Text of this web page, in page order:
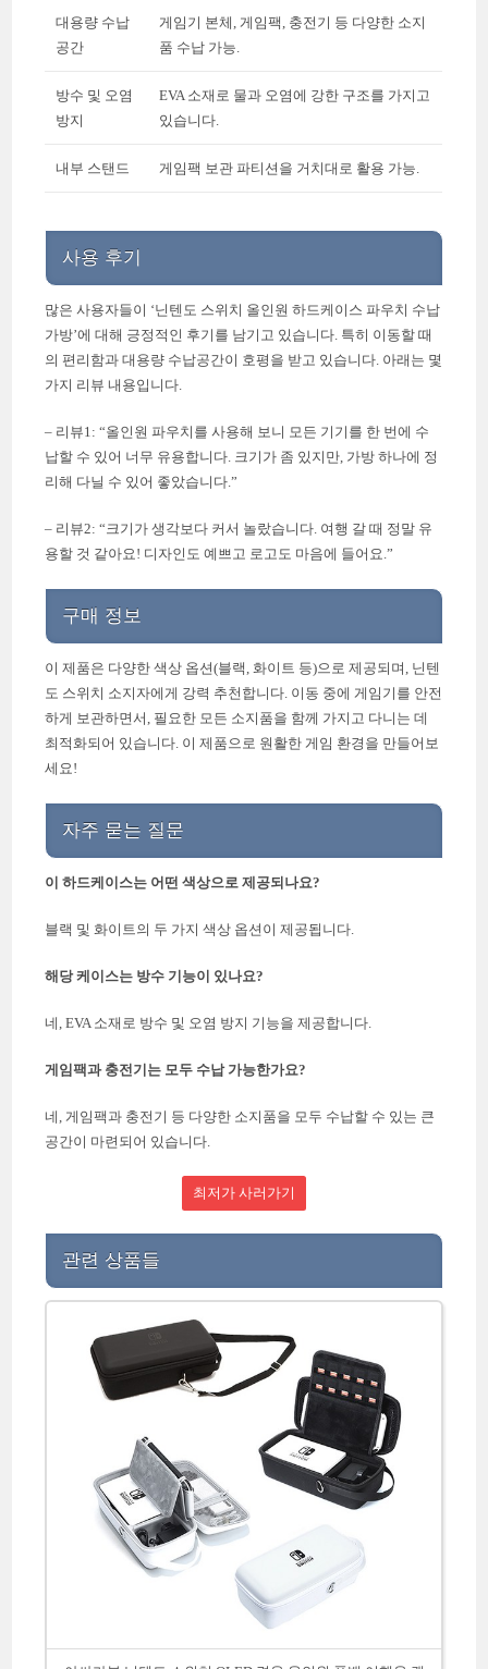
대용량 수납
공간
게임기 본체, 게임팩, 충전기 등 다양한 소지
품 수납 가능.
방수 및 오염
방지
EVA 소재로 물과 오염에 강한 구조를 가지고
있습니다.
내부 스탠드 게임팩 보관 파티션을 거치대로 활용 가능.
사용 후기
많은 사용자들이 ‘닌텐도 스위치 올인원 하드케이스 파우치 수납
가방’에 대해 긍정적인 후기를 남기고 있습니다. 특히 이동할 때
의 편리함과 대용량 수납공간이 호평을 받고 있습니다. 아래는 몇
가지 리뷰 내용입니다.
– 리뷰1: “올인원 파우치를 사용해 보니 모든 기기를 한 번에 수
납할 수 있어 너무 유용합니다. 크기가 좀 있지만, 가방 하나에 정
리해 다닐 수 있어 좋았습니다.”
– 리뷰2: “크기가 생각보다 커서 놀랐습니다. 여행 갈 때 정말 유
용할 것 같아요! 디자인도 예쁘고 로고도 마음에 들어요.”
구매 정보
이 제품은 다양한 색상 옵션(블랙, 화이트 등)으로 제공되며, 닌텐
도 스위치 소지자에게 강력 추천합니다. 이동 중에 게임기를 안전
하게 보관하면서, 필요한 모든 소지품을 함께 가지고 다니는 데
최적화되어 있습니다. 이 제품으로 원활한 게임 환경을 만들어보
세요!
자주 묻는 질문
이 하드케이스는 어떤 색상으로 제공되나요?
블랙 및 화이트의 두 가지 색상 옵션이 제공됩니다.
해당 케이스는 방수 기능이 있나요?
네, EVA 소재로 방수 및 오염 방지 기능을 제공합니다.
게임팩과 충전기는 모두 수납 가능한가요?
네, 게임팩과 충전기 등 다양한 소지품을 모두 수납할 수 있는 큰
공간이 마련되어 있습니다.
최저가 사러가기
관련 상품들